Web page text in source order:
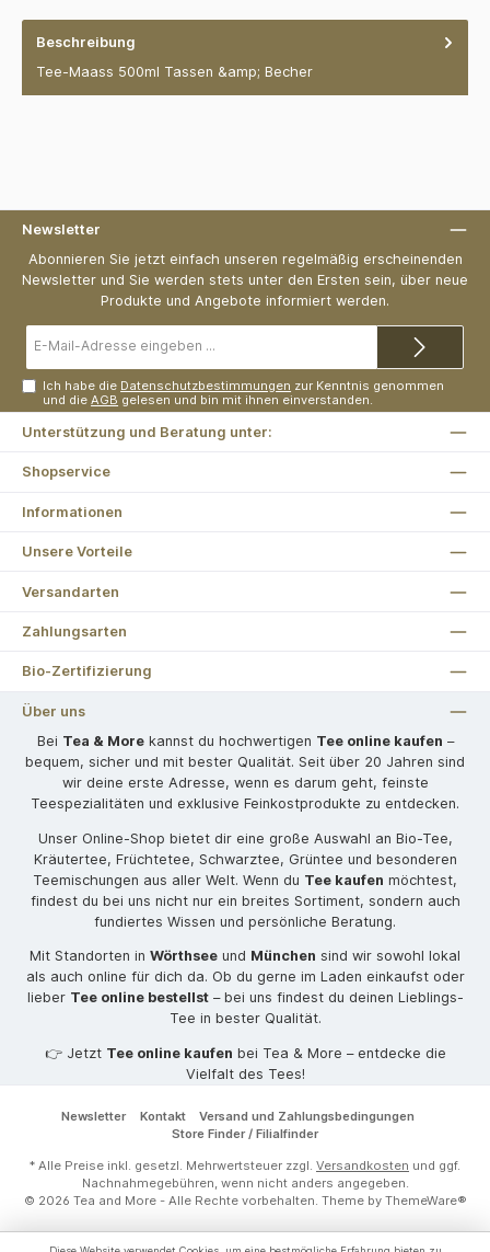
Beschreibung
Tee-Maass 500ml Tassen &amp; Becher
Newsletter
Abonnieren Sie jetzt einfach unseren regelmäßig erscheinenden
Newsletter und Sie werden stets unter den Ersten sein, über neue
Produkte und Angebote informiert werden.
Mail-
Ich habe die Datenschutzbestimmungen zur Kenntnis genommen
und dieAGB gelesen und bin mit ihnen einverstanden.
Unterstützung und Beratung unter:
Shopservice
Informationen
Unsere Vorteile
Versandarten
Zahlungsarten
Bio-Zertifizierung
Über uns
Bei Tea & Morekannst du hochwertigen Tee online kaufen –
bequem, sicher und mit bester Qualität. Seit über 20 Jahren sind
wir deine erste Adresse, wenn es darum geht, feinste
Teespezialitäten und exklusive Feinkostprodukte zu entdecken.
Unser Online-Shop bietet dir eine große Auswahl an Bio-Tee,
Kräutertee, Früchtetee, Schwarztee, Grüntee und besonderen
Teemischungen aus aller Welt. Wenn du Tee kaufen möchtest,
findest du bei uns nicht nur ein breites Sortiment, sondern auch
fundiertes Wissen und persönliche Beratung.
Mit Standorten in Wörthsee und München sind wir sowohl lokal
als auch online für dich da. Ob du gerne im Laden einkaufst oder
lieber Tee online bestellst– bei uns findest du deinen Lieblings-
Tee in bester Qualität.
👉 Jetzt Tee online kaufen bei Tea & More – entdecke die
Vielfalt des Tees!
Newsletter Kontakt
Versand und Zahlungsbedingungen
Store Finder / Filialfinder
* Alle Preise inkl. gesetzl. Mehrwertsteuer zzgl. Versandkosten und ggf.
Nachnahmegebühren, wenn nicht anders angegeben.
© 2026 Tea and More - Alle Rechte vorbehalten. Theme by ThemeWare®